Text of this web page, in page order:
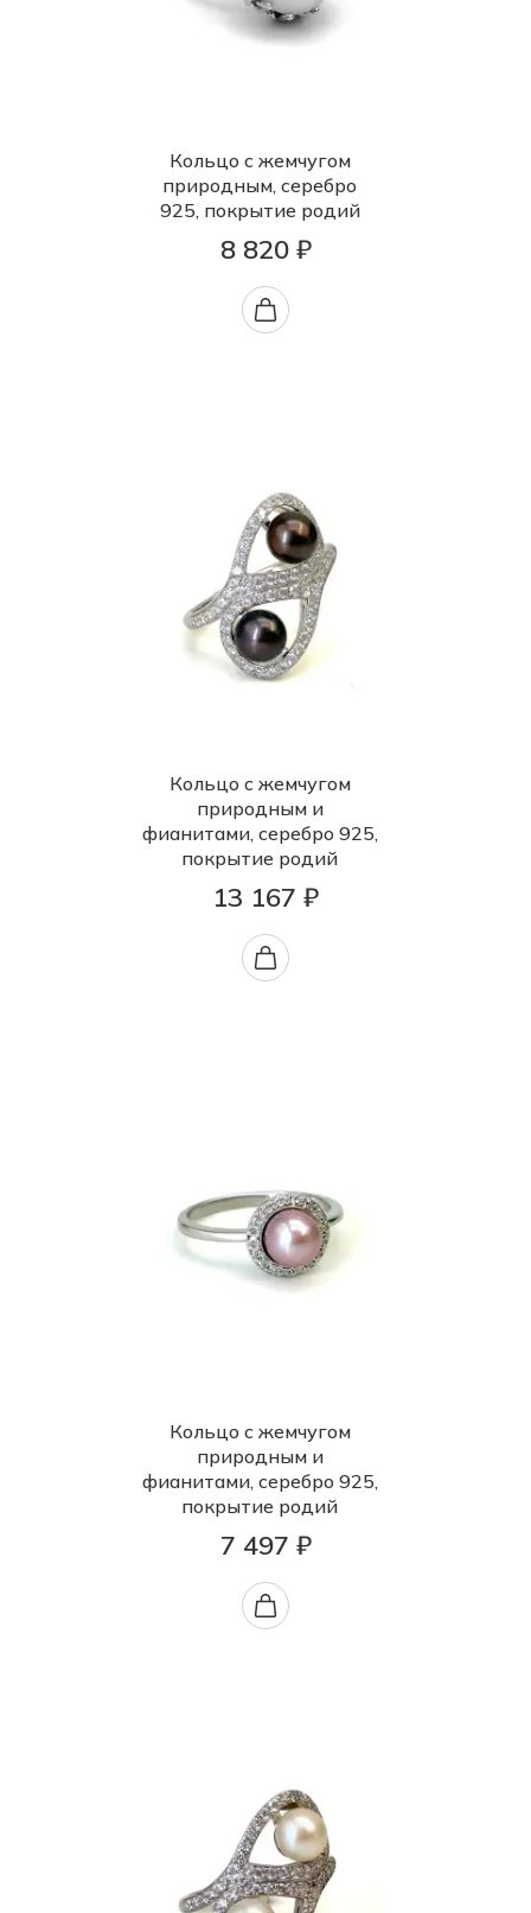
Кольцо с жемчугом
природным, серебро
925, покрытие родий
8 820 ₽
Кольцо с жемчугом
природным и
фианитами, серебро 925,
покрытие родий
13 167 ₽
Кольцо с жемчугом
природным и
фианитами, серебро 925,
покрытие родий
7 497 ₽